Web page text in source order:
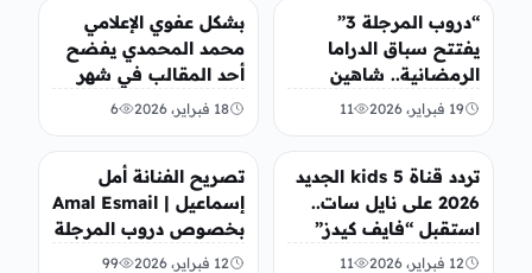
الفن
“دروب المرجلة 3”
يفتتح سباق الدراما
الرمضانية.. شاهين
ورشة بين فرحة
“التهريب”
19 فبراير، 2026 11
منوعات
بشكل عفوي الإعلامي
محمد المحمدي يفضح
أحد المقالب في شهر
رمضان
18 فبراير، 2026 6
تريندات
تردد قناة 5 kids الجديد
2026 على نايل سات..
استقبل “فايف كيدز”
بأقوى إشارة
12 فبراير، 2026 11
الفن
تصريح الفنانة أمل
إسماعيل | Amal Esmail
بخصوص دروب المرجلة
3 12 فبراير، 2026 99